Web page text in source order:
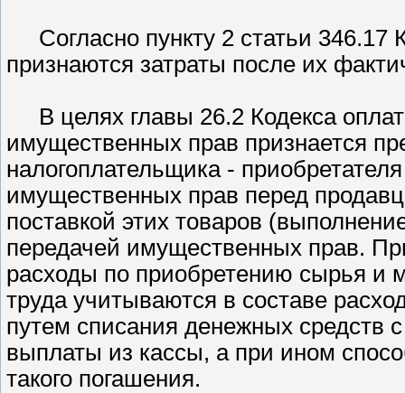
Согласно пункту 2 статьи
признаются затраты после их
В целях главы 26.2 Кодекса
имущественных прав признается
налогоплательщика -
имущественных прав перед
поставкой этих товаров
передачей имущественных прав.
расходы по приобретению сырья и
труда учитываются в составе
путем списания денежных средств
выплаты из кассы, а при ином
такого погашения.